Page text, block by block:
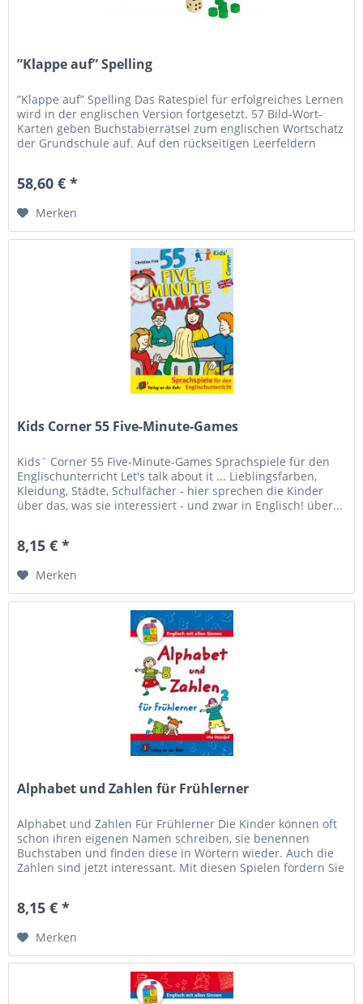
”Klappe auf” Spelling
”Klappe auf” Spelling Das Ratespiel für erfolgreiches Lernen
wird in der englischen Version fortgesetzt. 57 Bild-Wort-
Karten geben Buchstabierrätsel zum englischen Wortschatz
der Grundschule auf. Auf den rückseitigen Leerfeldern
58,60 € *
Merken
Kids Corner 55 Five-Minute-Games
Kids´ Corner 55 Five-Minute-Games Sprachspiele für den
Englischunterricht Let's talk about it ... Lieblingsfarben,
Kleidung, Städte, Schulfächer - hier sprechen die Kinder
über das, was sie interessiert - und zwar in Englisch! über...
8,15 € *
Merken
Alphabet und Zahlen für Frühlerner
Alphabet und Zahlen Für Frühlerner Die Kinder können oft
schon ihren eigenen Namen schreiben, sie benennen
Buchstaben und finden diese in Wörtern wieder. Auch die
Zahlen sind jetzt interessant. Mit diesen Spielen fördern Sie
8,15 € *
Merken